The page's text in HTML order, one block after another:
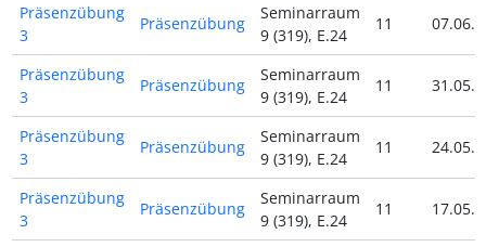
Präsenzübung
3
Präsenzübung
Seminarraum
9 (319), E.24
11
Präsenzübung
3
Präsenzübung
Seminarraum
9 (319), E.24
11
Präsenzübung
3
Präsenzübung
Seminarraum
9 (319), E.24
11
Präsenzübung
3
Präsenzübung
Seminarraum
9 (319), E.24
11